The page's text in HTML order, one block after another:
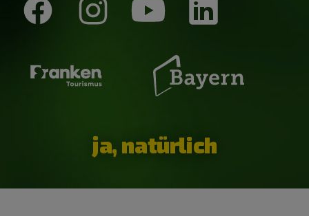
ja, natürlich